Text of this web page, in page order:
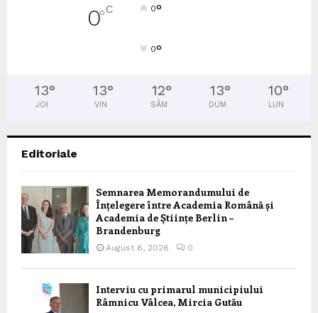
0°C 0°
0°
13°
JOI
13°
VIN
12°
SÂM
13°
DUM
10°
LUN
Editoriale
Semnarea Memorandumului de
Înțelegere între Academia Română și
Academia de Științe Berlin –
Brandenburg
August 6, 2026 0
Interviu cu primarul municipiului
Râmnicu Vâlcea, Mircia Gutău